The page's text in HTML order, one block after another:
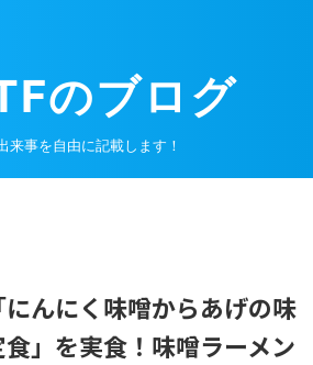
のブログ
来事を自由に記載します！
んにく味噌からあげの味
」を実食！味噌ラーメン